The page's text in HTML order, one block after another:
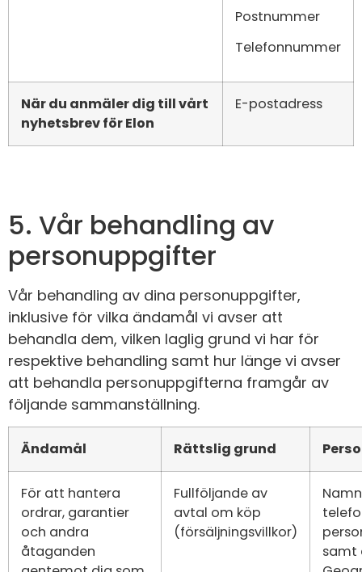
Postnummer
Telefonnummer
När du anmäler dig till vårt
nyhetsbrev för Elon
E-postadress
5. Vår behandling av
personuppgifter
Vår behandling av dina personuppgifter,
inklusive för vilka ändamål vi avser att
behandla dem, vilken laglig grund vi har för
respektive behandling samt hur länge vi avser
att behandla personuppgifterna framgår av
följande sammanställning.
Ändamål Rättslig grund
För att hantera
ordrar, garantier
och andra
åtaganden
Fullföljande av
avtal om köp
(försäljningsvillkor)
samt